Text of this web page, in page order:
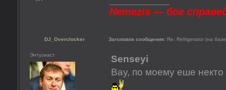
Nemezis — бог
DJ_Overclocker Заголовок сообщения: Re: Refrigerator (на
Энтузиаст
Senseyi
Вау, по моему еше